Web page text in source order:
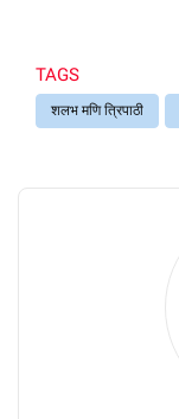
TAGS
शलभ मणि त्रिपाठी